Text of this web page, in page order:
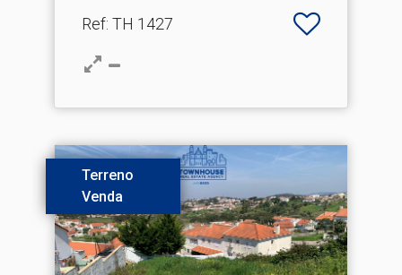
Ref: TH 1427
Terreno
Venda